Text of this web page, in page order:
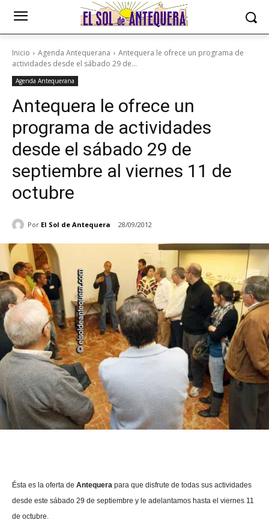
Inicio Agenda Antequerana
Antequera le ofrece un programa de
actividades desde el sábado 29 de...
Agenda Antequerana
Antequera le ofrece un
programa de actividades
desde el sábado 29 de
septiembre al viernes 11 de
octubre
Por El Sol de Antequera 28/09/2012
Ésta es la oferta de Antequera para que disfrute de todas sus actividades
desde este sábado 29 de septiembre y le adelantamos hasta el viernes 11
de octubre.